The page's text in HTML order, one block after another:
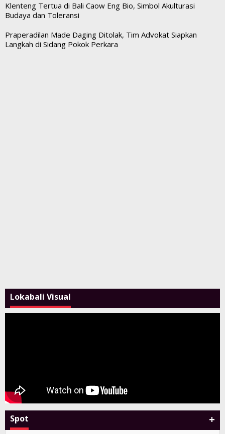
Klenteng Tertua di Bali Caow Eng Bio, Simbol Akulturasi
Budaya dan Toleransi
Praperadilan Made Daging Ditolak, Tim Advokat Siapkan
Langkah di Sidang Pokok Perkara
Lokabali Visual
Spot +